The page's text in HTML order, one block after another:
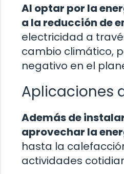
Al optar por la
a la reducción de
electricidad a
cambio climático,
negativo en el
Aplicaciones
Además de
aprovechar la
hasta la
actividades